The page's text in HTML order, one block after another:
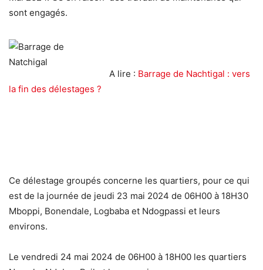
sont engagés.
A lire : Barrage de Nachtigal : vers
la fin des délestages ?
Ce délestage groupés concerne les quartiers, pour ce qui
est de la journée de jeudi 23 mai 2024 de 06H00 à 18H30
Mboppi, Bonendale, Logbaba et Ndogpassi et leurs
environs.
Le vendredi 24 mai 2024 de 06H00 à 18H00 les quartiers